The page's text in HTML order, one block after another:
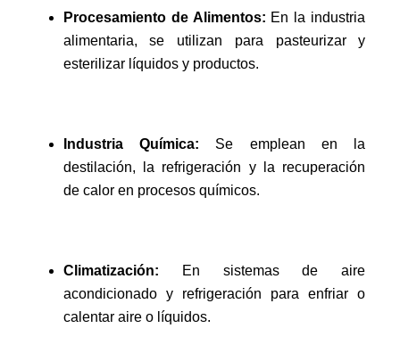
Procesamiento de Alimentos: En la industria
alimentaria, se utilizan para pasteurizar y
esterilizar líquidos y productos.
Industria Química: Se emplean en la
destilación, la refrigeración y la recuperación
de calor en procesos químicos.
Climatización: En sistemas de aire
acondicionado y refrigeración para enfriar o
calentar aire o líquidos.